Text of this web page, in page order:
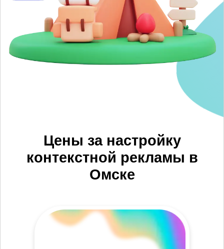
Цены за настройку
контекстной рекламы в
Омске